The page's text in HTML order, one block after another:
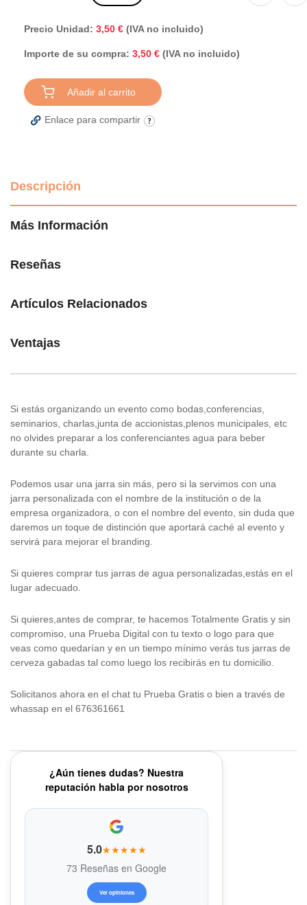
Precio Unidad: 3,50 € (IVA no incluido)
Importe de su compra: 3,50 € (IVA no incluido)
Añadir al carrito
Enlace para compartir
Descripción
Más Información
Reseñas
Artículos Relacionados
Ventajas
Si estás organizando un evento como bodas,conferencias,
seminarios, charlas,junta de accionistas,plenos municipales, etc
no olvides preparar a los conferenciantes agua para beber
durante su charla.
Podemos usar una jarra sin más, pero si la servimos con una
jarra personalizada con el nombre de la institución o de la
empresa organizadora, o con el nombre del evento, sin duda que
daremos un toque de distinción que aportará caché al evento y
servirá para mejorar el branding.
Si quieres comprar tus jarras de agua personalizadas,estás en el
lugar adecuado.
Si quieres,antes de comprar, te hacemos Totalmente Gratis y sin
compromiso, una Prueba Digital con tu texto o logo para que
veas como quedarían y en un tiempo mínimo verás tus jarras de
cerveza gabadas tal como luego los recibirás en tu domicilio.
Solicitanos ahora en el chat tu Prueba Gratis o bien a través de
whassap en el 676361661
¿Aún tienes dudas? Nuestra
reputación habla por nosotros
5.0★★★★★
73 Reseñas en Google
Ver opiniones